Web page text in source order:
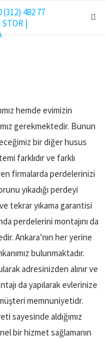
hemde evimizin
gerekmektedir. Bunun
bir diğer husus
farklıdır ve farklı
firmalarda perdelerinizi
yıkadığı perdeyi
tekrar yıkama garantisi
perdelerini montajını da
Ankara’nın her yerine
bulunmaktadır.
adresinizden alınır ve
da yapılarak evlerinize
memnuniyetidr.
sayesinde aldığımız
bir hizmet sağlamanın